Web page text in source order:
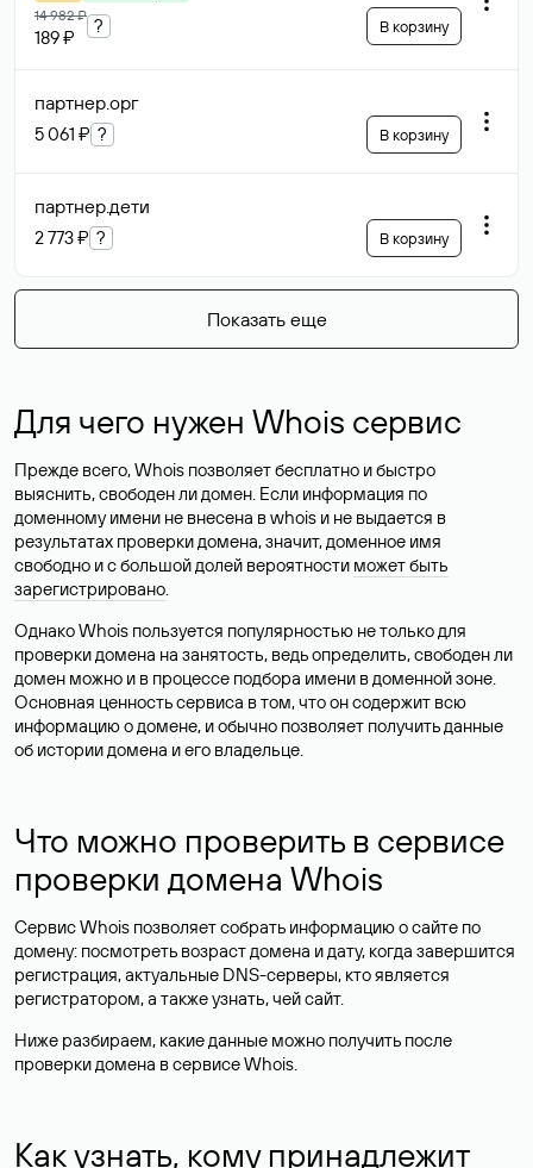
14 982 ₽
189 ₽
? В корзину
партнер.орг
5 061 ₽ ? В корзину
партнер.дети
2 773 ₽ ? В корзину
Показать еще
Для чего нужен Whois сервис
Прежде всего, Whois позволяет бесплатно и быстро
выяснить, свободен ли домен. Если информация по
доменному имени не внесена в whois и не выдается в
результатах проверки домена, значит, доменное имя
свободно и с большой долей вероятности может быть
зарегистрировано.
Однако Whois пользуется популярностью не только для
проверки домена на занятость, ведь определить, свободен ли
домен можно и в процессе подбора имени в доменной зоне.
Основная ценность сервиса в том, что он содержит всю
информацию о домене, и обычно позволяет получить данные
об истории домена и его владельце.
Что можно проверить в сервисе
проверки домена Whois
Сервис Whois позволяет собрать информацию о сайте по
домену: посмотреть возраст домена и дату, когда завершится
регистрация, актуальные DNS-серверы, кто является
регистратором, а также узнать, чей сайт.
Ниже разбираем, какие данные можно получить после
проверки домена в сервисе Whois.
Как узнать, кому принадлежит